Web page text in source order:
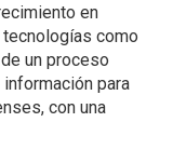
en
como
un proceso
para
con una